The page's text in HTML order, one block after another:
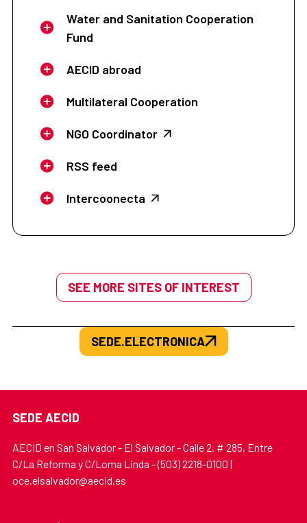
Water and Sanitation Cooperation
Fund
AECID abroad
Multilateral Cooperation
NGO Coordinator
RSS feed
Intercoonecta
SEE MORE SITES OF INTEREST
SEDE.ELECTRONICA
SEDE AECID
AECID en San Salvador - El Salvador - Calle 2, # 285, Entre
C/La Reforma y C/Loma Linda - (503) 2218-0100 |
oce.elsalvador@aecid.es